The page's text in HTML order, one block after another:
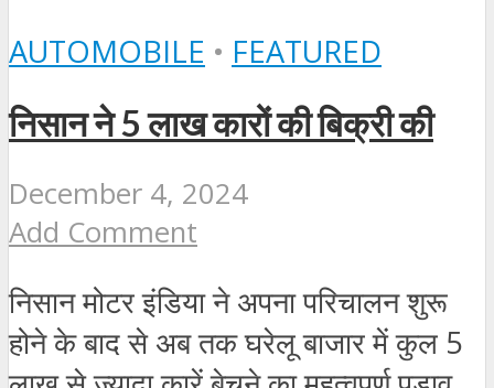
AUTOMOBILE • FEATURED
निसान ने 5 लाख कारों की बिक्री की
December 4, 2024
Add Comment
निसान मोटर इंडिया ने अपना परिचालन शुरू
होने के बाद से अब तक घरेलू बाजार में कुल 5